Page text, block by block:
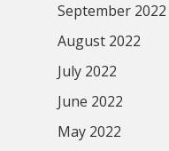
September 2022
August 2022
July 2022
June 2022
May 2022